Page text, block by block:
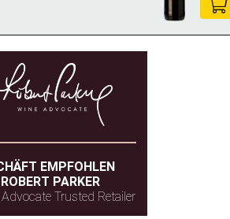
EMPFOHLEN
PARKER
Trusted Retailer